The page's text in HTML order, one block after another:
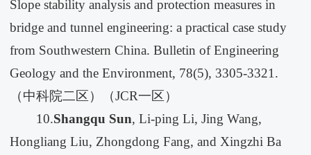
Slope stability analysis and protection measures in
bridge and tunnel engineering: a practical case study
from Southwestern China. Bulletin of Engineering
Geology and the Environment, 78(5), 3305-3321.
（中科院二区）（JCR一区）
10.Shangqu Sun, Li-ping Li, Jing Wang,
Hongliang Liu, Zhongdong Fang, and Xingzhi Ba